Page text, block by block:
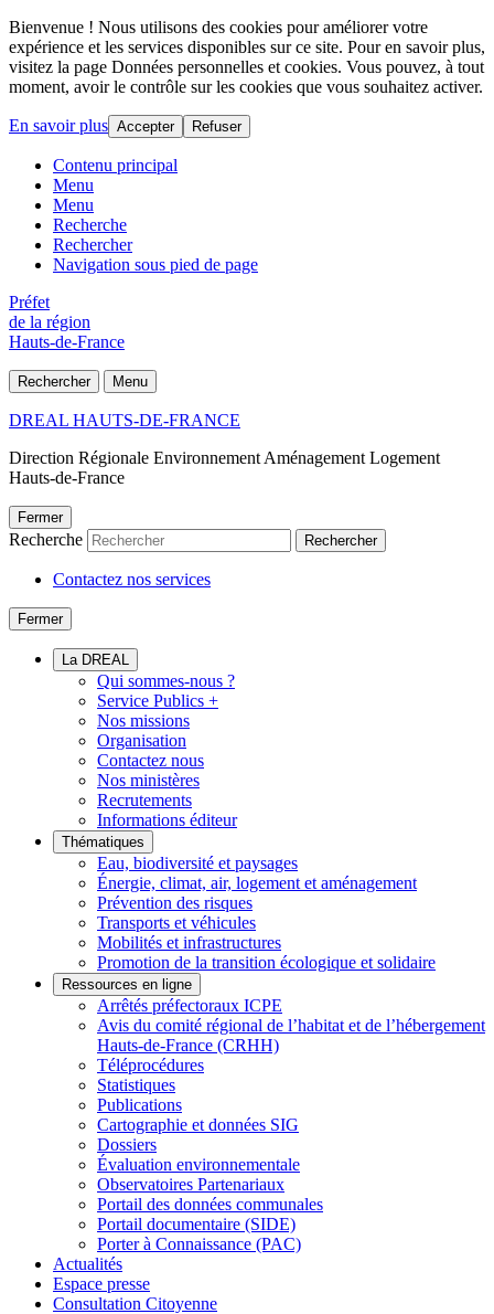
Bienvenue ! Nous utilisons des cookies pour améliorer votre
expérience et les services disponibles sur ce site. Pour en savoir plus,
visitez la page Données personnelles et cookies. Vous pouvez, à tout
moment, avoir le contrôle sur les cookies que vous souhaitez activer.
En savoir plus Accepter Refuser
Contenu principal
Menu
Menu
Recherche
Rechercher
Navigation sous pied de page
Préfet
de la région
Hauts-de-France
Rechercher Menu
DREAL HAUTS-DE-FRANCE
Direction Régionale Environnement Aménagement Logement
Hauts-de-France
Fermer
Recherche Rechercher
Contactez nos services
Fermer
La DREAL
Qui sommes-nous ?
Service Publics +
Nos missions
Organisation
Contactez nous
Nos ministères
Recrutements
Informations éditeur
Thématiques
Eau, biodiversité et paysages
Énergie, climat, air, logement et aménagement
Prévention des risques
Transports et véhicules
Mobilités et infrastructures
Promotion de la transition écologique et solidaire
Ressources en ligne
Arrêtés préfectoraux ICPE
Avis du comité régional de l’habitat et de l’hébergement
Hauts-de-France (CRHH)
Téléprocédures
Statistiques
Publications
Cartographie et données SIG
Dossiers
Évaluation environnementale
Observatoires Partenariaux
Portail des données communales
Portail documentaire (SIDE)
Porter à Connaissance (PAC)
Actualités
Espace presse
Consultation Citoyenne